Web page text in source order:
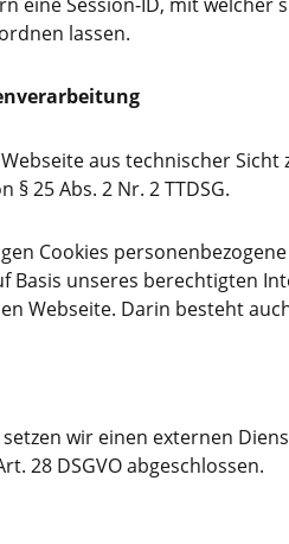
lassen.
aus technischer
25 Abs. 2 Nr. 2 TTDSG.
Cookies
Basis unseres berechtigten
Webseite. Darin besteht
wir einen externen
28 DSGVO abgeschlossen.